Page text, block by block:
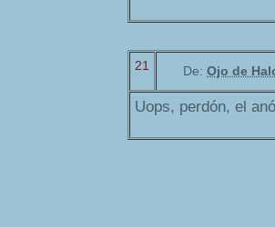
21 De: Ojo de
Uops, perdón, el